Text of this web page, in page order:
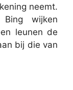
neemt.
wijken
leunen de
bij die van